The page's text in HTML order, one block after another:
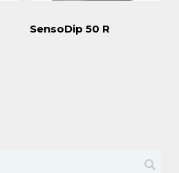
SensoDip 50 R